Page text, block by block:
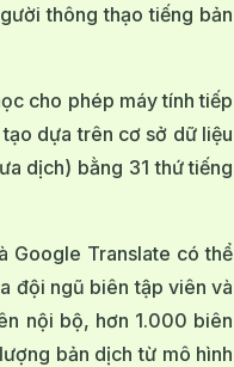
thông thạo tiếng bản
cho phép máy tính tiếp
dựa trên cơ sở dữ liệu
dịch) bằng 31 thứ tiếng
Google Translate có thể
đội ngũ biên tập viên và
nội bộ, hơn 1.000 biên
bản dịch từ mô hình